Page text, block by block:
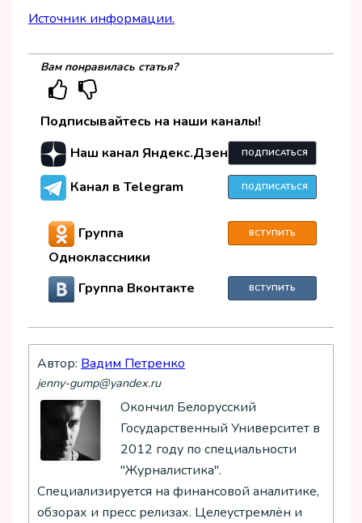
Источник информации.
Вам понравилась статья?
Подписывайтесь на наши каналы!
Наш канал Яндекс.Дзен
ПОДПИСАТЬСЯ
Канал в Telegram ПОДПИСАТЬСЯ
Группа
Одноклассники
ВСТУПИТЬ
Группа Вконтакте ВСТУПИТЬ
Автор: Вадим Петренко
jenny-gump@yandex.ru
Окончил Белорусский
Государственный Университет в
2012 году по специальности
"Журналистика".
Специализируется на финансовой аналитике,
обзорах и пресс релизах. Целеустремлён и